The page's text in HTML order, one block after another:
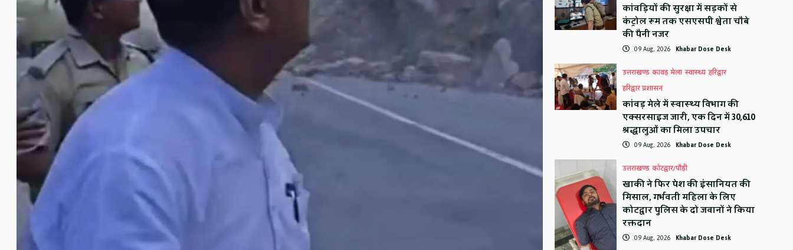
कांवड़ियों की सुरक्षा में सड़कों से
कंट्रोल रूम तक एसएसपी श्वेता चौबे
की पैनी नजर
09 Aug, 2026 Khabar Dose Desk
उत्तराखण्ड कावड़ मेला स्वास्थ्य हरिद्वार
हरिद्वार प्रशासन
कांवड़ मेले में स्वास्थ्य विभाग की
एक्सरसाइज जारी, एक दिन में 30,610
श्रद्धालुओं का मिला उपचार
09 Aug, 2026 Khabar Dose Desk
उत्तराखण्ड कोटद्वार/पौड़ी
खाकी ने फिर पेश की इंसानियत की
मिसाल, गर्भवती महिला के लिए
कोटद्वार पुलिस के दो जवानों ने किया
रक्तदान
09 Aug, 2026 Khabar Dose Desk